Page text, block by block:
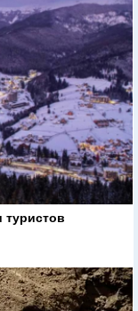
туристов